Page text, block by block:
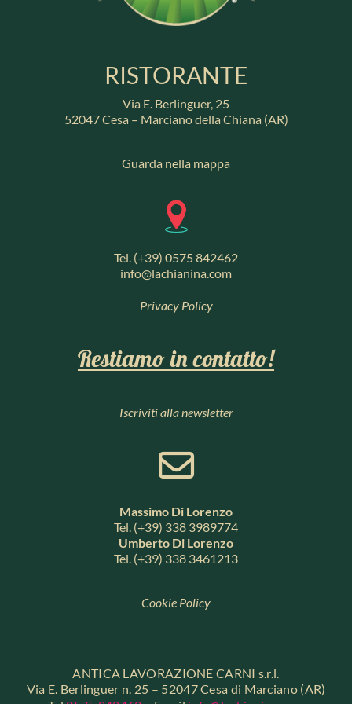
RISTORANTE
Via E. Berlinguer, 25
52047 Cesa – Marciano della Chiana (AR)
Guarda nella mappa
Tel. (+39) 0575 842462
info@lachianina.com
Privacy Policy
Restiamo in contatto!
Iscriviti alla newsletter
Massimo Di Lorenzo
Tel. (+39) 338 3989774
Umberto Di Lorenzo
Tel. (+39) 338 3461213
Cookie Policy
ANTICA LAVORAZIONE CARNI s.r.l.
Via E. Berlinguer n. 25 – 52047 Cesa di Marciano (AR)